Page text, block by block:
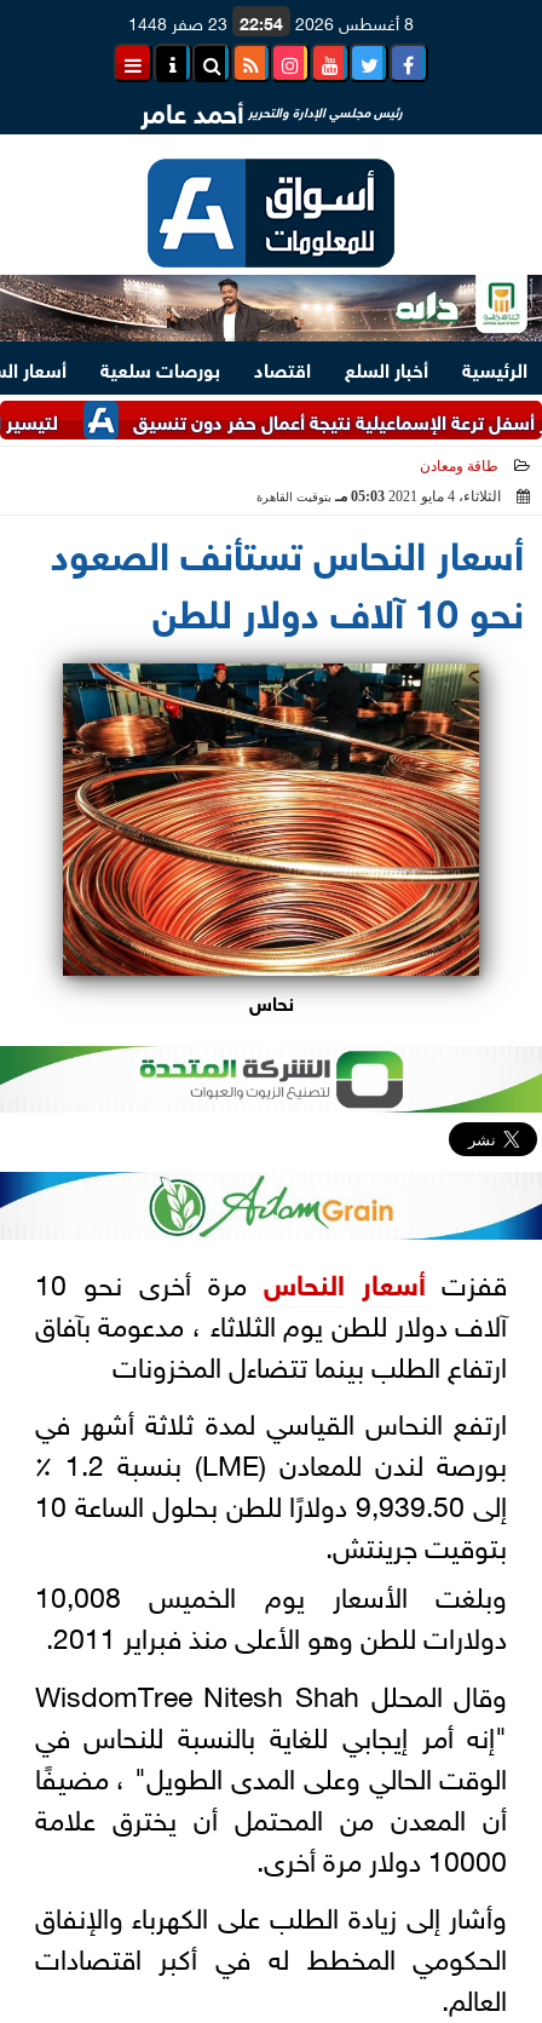
8 أغسطس 2026 22:54 23 صفر 1448
رئيس مجلسي الإدارة والتحرير أحمد عامر
الرئيسية أخبار السلع اقتصاد بورصات سلعية
أسعار
لتيسير الإجراءات..
الإسماعيلية نتيجة أعمال حفر دون تنسيق
طاقة ومعادن
الثلاثاء، 4 مايو 2021
05:03 مـ بتوقيت القاهرة
أسعار النحاس تستأنف الصعود
نحو 10 آلاف دولار للطن
نحاس
قفزت أسعار النحاس
مرة أخرى نحو 10
آلاف دولار للطن يوم الثلاثاء ، مدعومة بآفاق
ارتفاع الطلب بينما تتضاءل المخزونات
ارتفع النحاس القياسي لمدة ثلاثة أشهر في
بورصة لندن للمعادن (LME) بنسبة 1.2 ٪
إلى 9,939.50 دولارًا للطن بحلول الساعة 10
بتوقيت جرينتش.
وبلغت الأسعار يوم الخميس 10,008
دولارات للطن وهو الأعلى منذ فبراير 2011.
وقال المحلل WisdomTree Nitesh Shah
"إنه أمر إيجابي للغاية بالنسبة للنحاس في
الوقت الحالي وعلى المدى الطويل" ، مضيفًا
أن المعدن من المحتمل أن يخترق علامة
10000 دولار مرة أخرى.
وأشار إلى زيادة الطلب على الكهرباء والإنفاق
الحكومي المخطط له في أكبر اقتصادات
العالم.